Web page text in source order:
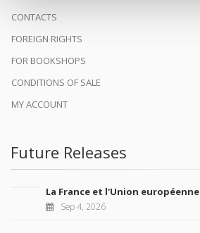
CONTACTS
FOREIGN RIGHTS
FOR BOOKSHOPS
CONDITIONS OF SALE
MY ACCOUNT
Future Releases
La France et l'Union européenne
Sep 4, 2026